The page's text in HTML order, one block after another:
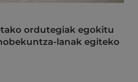
ordutegiak egokitu
lanak egiteko